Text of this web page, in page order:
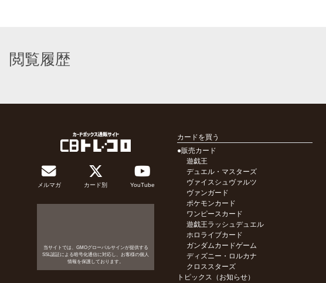
閲覧履歴
メルマガ カード別 YouTube
当サイトでは、GMOグローバルサインが提供する
SSL認証による暗号化通信に対応し、お客様の個人
情報を保護しております。
カードを買う
●販売カード
遊戯王
デュエル・マスターズ
ヴァイスシュヴァルツ
ヴァンガード
ポケモンカード
ワンピースカード
遊戯王ラッシュデュエル
ホロライブカード
ガンダムカードゲーム
ディズニー・ロルカナ
クロススターズ
トピックス（お知らせ）